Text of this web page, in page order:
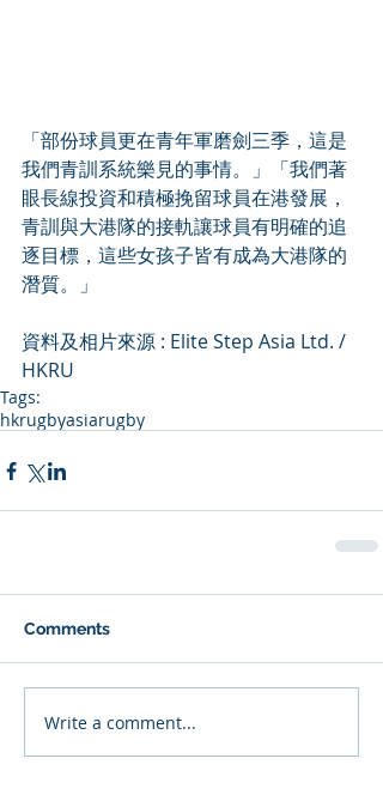
「部份球員更在青年軍磨劍三季，這是
我們青訓系統樂見的事情。」「我們著
眼長線投資和積極挽留球員在港發展，
青訓與大港隊的接軌讓球員有明確的追
逐目標，這些女孩子皆有成為大港隊的
潛質。」
資料及相片來源 : Elite Step Asia Ltd. /
HKRU
Tags:
hkrugbyasiarugby
Comments
Write a comment...